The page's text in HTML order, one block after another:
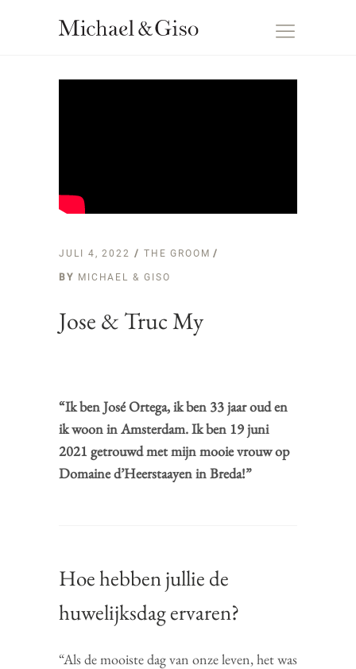
JULI 4, 2022 THE GROOM
BY MICHAEL & GISO
Jose & Truc My
“Ik ben José Ortega, ik ben 33 jaar oud en
ik woon in Amsterdam. Ik ben 19 juni
2021 getrouwd met mijn mooie vrouw op
Domaine d’Heerstaayen in Breda!”
Hoe hebben jullie de
huwelijksdag ervaren?
“Als de mooiste dag van onze leven, het was